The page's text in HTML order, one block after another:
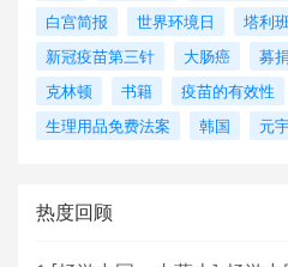
白宫简报
世界环境日 塔利
新冠疫苗第三针
大肠癌 募捐
克林顿
书籍 疫苗的有效性
生理用品免费法案
韩国 元
热度回顾